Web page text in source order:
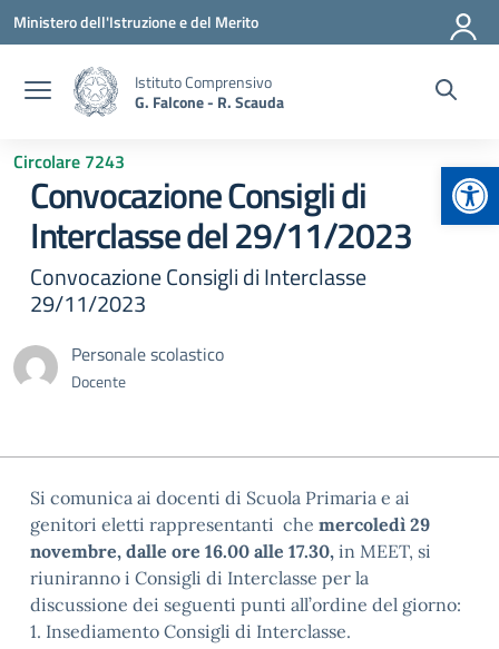
Vai ai contenuti
Vai al menu di navigazione
Vai al footer
Ministero dell'Istruzione e del Merito
Istituto Comprensivo
G. Falcone - R. Scauda
Circolare 7243
Convocazione Consigli di
Interclasse del 29/11/2023
Convocazione Consigli di Interclasse
29/11/2023
Personale scolastico
Docente
Si comunica ai docenti di Scuola Primaria e ai
genitori eletti rappresentanti che mercoledì 29
novembre, dalle ore 16.00 alle 17.30, in MEET, si
riuniranno i Consigli di Interclasse per la
discussione dei seguenti punti all’ordine del giorno:
1. Insediamento Consigli di Interclasse.